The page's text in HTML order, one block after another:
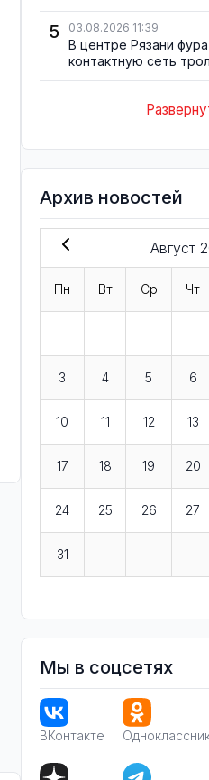
5 03.08.2026 11:39
В центре Рязани
контактную сеть
Архив новостей
Август
Пн Вт Ср Чт
3 4 5 6
10 11 12 13
17 18 19 20
24 25 26 27
31
Мы в соцсетях
ВКонтакте